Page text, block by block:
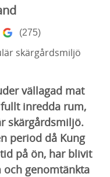
(275)
skärgårdsmiljö
vällagad mat
inredda rum,
skärgårdsmiljö.
period då Kung
på ön, har blivit
genomtänkta